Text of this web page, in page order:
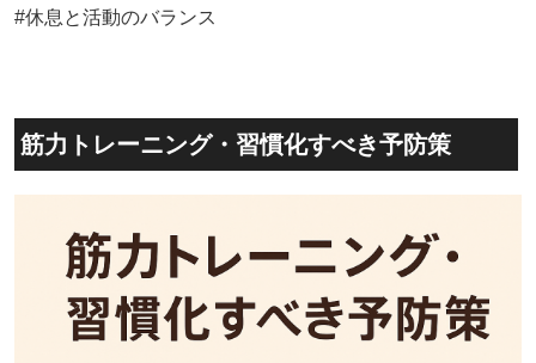
#休息と活動のバランス
筋力トレーニング・習慣化すべき予防策